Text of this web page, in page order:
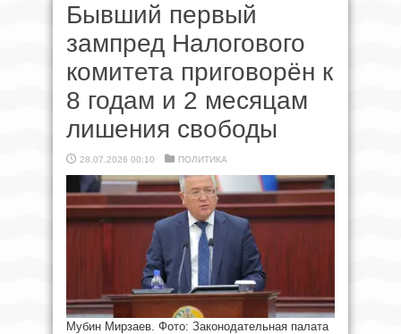
Бывший первый
зампред Налогового
комитета приговорён к
8 годам и 2 месяцам
лишения свободы
28.07.2026 00:10 ПОЛИТИКА
Мубин Мирзаев. Фото: Законодательная палата